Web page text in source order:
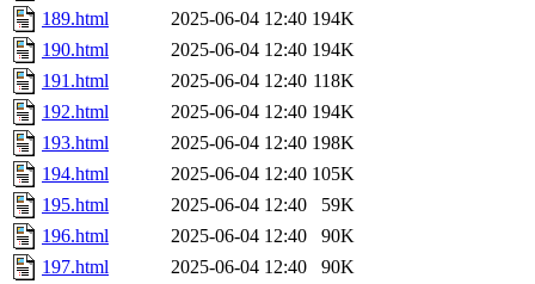
189.html
2025-06-04 12:40 194K
190.html
2025-06-04 12:40 194K
191.html
2025-06-04 12:40 118K
192.html
2025-06-04 12:40 194K
193.html
2025-06-04 12:40 198K
194.html
2025-06-04 12:40 105K
195.html
2025-06-04 12:40
59K
196.html
2025-06-04 12:40
90K
197.html
2025-06-04 12:40
90K